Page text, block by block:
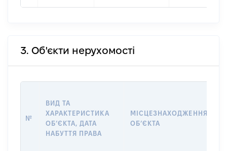
3. Об'єкти нерухомості
№
ВИД ТА
ХАРАКТЕРИСТИКА
ОБʼЄКТА, ДАТА
НАБУТТЯ ПРАВА
МІСЦЕЗНАХОДЖЕННЯ
ОБʼЄКТА